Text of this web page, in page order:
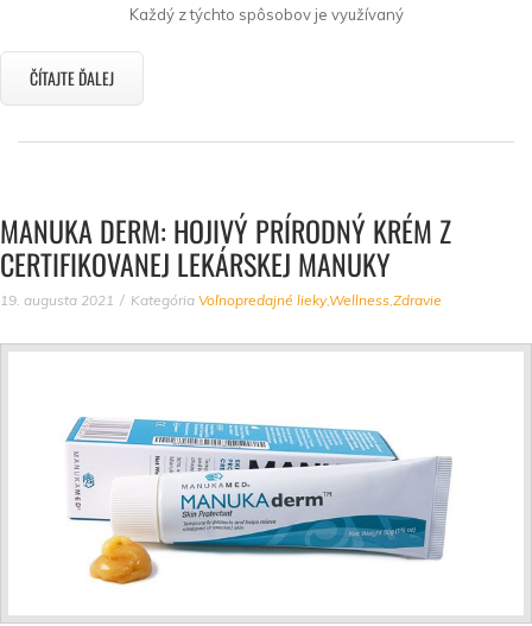
Každý z týchto spôsobov je využívaný
ČÍTAJTE ĎALEJ
MANUKA DERM: HOJIVÝ PRÍRODNÝ KRÉM Z
CERTIFIKOVANEJ LEKÁRSKEJ MANUKY
19. augusta 2021 Kategória Voľnopredajné lieky,Wellness Zdravie